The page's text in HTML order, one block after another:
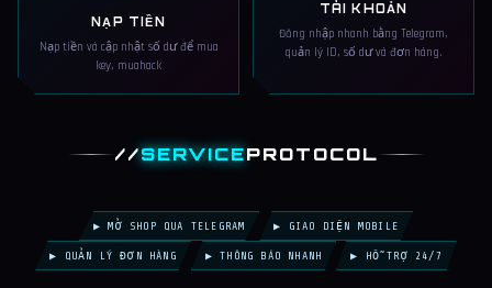
NẠP TIỀN
Nạp tiền và cập nhật số dư để mua
key, muahack
TÀI KHOẢN
Đăng nhập nhanh bằng Telegram,
quản lý ID, số dư và đơn hàng.
//SERVICEPROTOCOL
▶ MỞ SHOP QUA TELEGRAM ▶ GIAO DIỆN MOBILE
▶ QUẢN LÝ ĐƠN HÀNG ▶ THÔNG BÁO NHANH ▶ HỖ TRỢ 24/7